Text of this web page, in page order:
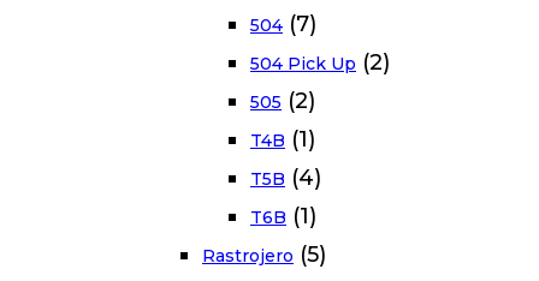
504 (7)
504 Pick Up (2)
505 (2)
T4B (1)
T5B (4)
T6B (1)
Rastrojero (5)